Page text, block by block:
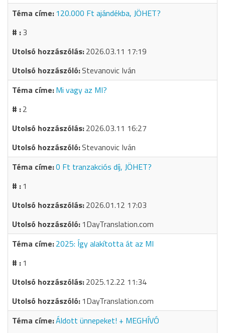
120.000 Ft ajándékba, JÖHET?
3
2026.03.11 17:19
Stevanovic Iván
Mi vagy az MI?
2
2026.03.11 16:27
Stevanovic Iván
0 Ft tranzakciós díj, JÖHET?
1
2026.01.12 17:03
1DayTranslation.com
2025: Így alakította át az MI
1
2025.12.22 11:34
1DayTranslation.com
Áldott ünnepeket! + MEGHÍVÓ